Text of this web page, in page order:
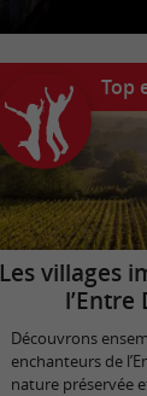
Top
Les villages
l’Entre
Découvrons
enchanteurs de
nature préservée